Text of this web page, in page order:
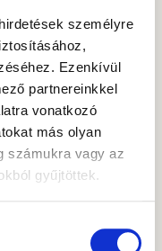
személyre
Ezenkívül
partnereinkkel
vonatkozó
más olyan
számukra vagy az
gyűjtöttek.
a teljes
A fentiekkel
egy fontos
a monetáris
vezetett. Ez
tartott dollár
miközben a
az arany és
miatt.
dollárösszeget